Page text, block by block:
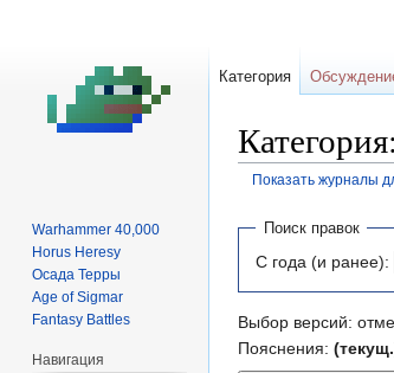
Показать журналы
Перейти
навигации
Перейти
поиску
Поиск правок
С года (и ранее):
Выбор версий:
Пояснения:
Категория
Warhammer 40,000
Horus Heresy
Осада Терры
Age of Sigmar
Fantasy Battles
Навигация